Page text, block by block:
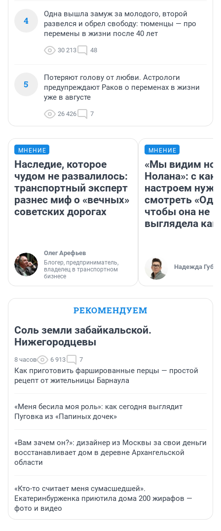
4
Одна вышла замуж за молодого, второй
развелся и обрел свободу: тюменцы — про
перемены в жизни после 40 лет
30 213 48
5
Потеряют голову от любви. Астрологи
предупреждают Раков о переменах в жизни
уже в августе
26 426 7
МНЕНИЕ
Наследие, которое
чудом не развалилось:
транспортный эксперт
разнес миф о «вечных»
советских дорогах
Олег Арефьев
Блогер, предприниматель,
владелец в транспортном
бизнесе
МНЕНИЕ
«Мы видим
Нолана»: с
настроем
смотреть
чтобы она не
выглядела как
Надежда
РЕКОМЕНДУЕМ
Соль земли забайкальской.
Нижегородцевы
8 часов 6 913 7
Как приготовить фаршированные перцы — простой
рецепт от жительницы Барнаула
«Меня бесила моя роль»: как сегодня выглядит
Пуговка из «Папиных дочек»
«Вам зачем он?»: дизайнер из Москвы за свои деньги
восстанавливает дом в деревне Архангельской
области
«Кто-то считает меня сумасшедшей».
Екатеринбурженка приютила дома 200 жирафов —
фото и видео